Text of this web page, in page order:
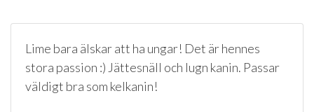
Lime bara älskar att ha ungar! Det är hennes
stora passion :) Jättesnäll och lugn kanin. Passar
väldigt bra som kelkanin!